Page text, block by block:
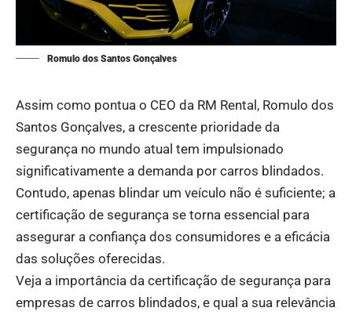
Romulo dos Santos Gonçalves
Assim como pontua o CEO da RM Rental, Romulo dos
Santos Gonçalves, a crescente prioridade da
segurança no mundo atual tem impulsionado
significativamente a demanda por carros blindados.
Contudo, apenas blindar um veículo não é suficiente; a
certificação de segurança se torna essencial para
assegurar a confiança dos consumidores e a eficácia
das soluções oferecidas.
Veja a importância da certificação de segurança para
empresas de carros blindados, e qual a sua relevância